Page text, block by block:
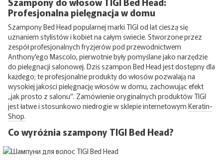
Profesjonalna pielęgnacja w domu
Szampony Bed Head popularnej marki TIGI od lat cieszą się
uznaniem stylistów i kobiet na całym świecie. Stworzone przez
zespół profesjonalnych fryzjerów pod przewodnictwem
Anthony'ego Mascolo, pierwotnie były pomyślane jako narzędzie
do pielęgnacji salonowej. Dziś szampon Bed Head jest dostępny dla
każdego; te profesjonalne produkty do włosów pozwalają na
wysokiej jakości pielęgnację włosów w domu, zachowując efekt
„jak prosto z salonu”. Zamówienie oryginalnych produktów TIGI
jest łatwe i stosunkowo niedrogie w sklepie internetowym Keratin-
Shop.
Co wyróżnia szampony TIGI Bed Head?